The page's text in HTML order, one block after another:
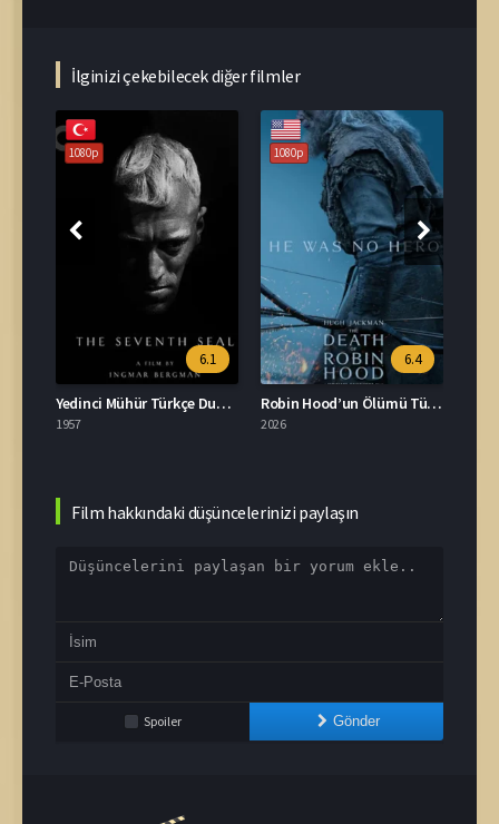
İlginizi çekebilecek diğer filmler
1080p
6.1
Yedinci Mühür Türkçe Dublaj İzle
1957
1080p
6.4
Robin Hood’un Ölümü Türkçe Dublaj İzle
2026
Film hakkındaki düşüncelerinizi paylaşın
Spoiler Gönder